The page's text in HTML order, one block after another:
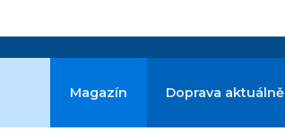
Magazín Doprava aktuálně